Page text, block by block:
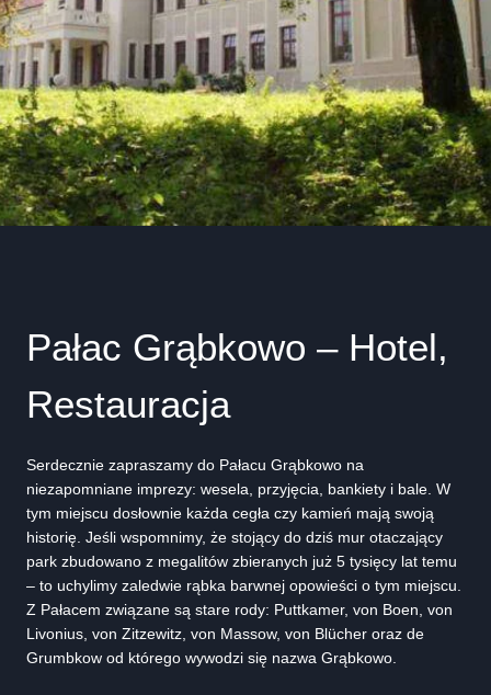
Pałac Grąbkowo – Hotel,
Restauracja
Serdecznie zapraszamy do Pałacu Grąbkowo na
niezapomniane imprezy: wesela, przyjęcia, bankiety i bale. W
tym miejscu dosłownie każda cegła czy kamień mają swoją
historię. Jeśli wspomnimy, że stojący do dziś mur otaczający
park zbudowano z megalitów zbieranych już 5 tysięcy lat temu
– to uchylimy zaledwie rąbka barwnej opowieści o tym miejscu.
Z Pałacem związane są stare rody: Puttkamer, von Boen, von
Livonius, von Zitzewitz, von Massow, von Blücher oraz de
Grumbkow od którego wywodzi się nazwa Grąbkowo.